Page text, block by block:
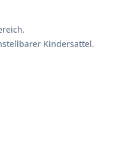
Kindersattel.